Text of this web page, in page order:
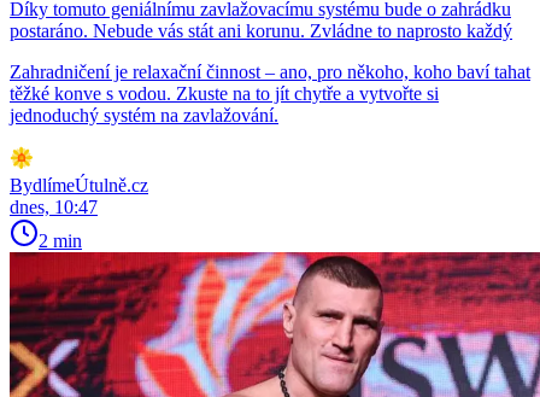
Díky tomuto geniálnímu zavlažovacímu systému bude o zahrádku
postaráno. Nebude vás stát ani korunu. Zvládne to naprosto každý
Zahradničení je relaxační činnost – ano, pro někoho, koho baví tahat
těžké konve s vodou. Zkuste na to jít chytře a vytvořte si
jednoduchý systém na zavlažování.
BydlímeÚtulně.cz
dnes, 10:47
2 min